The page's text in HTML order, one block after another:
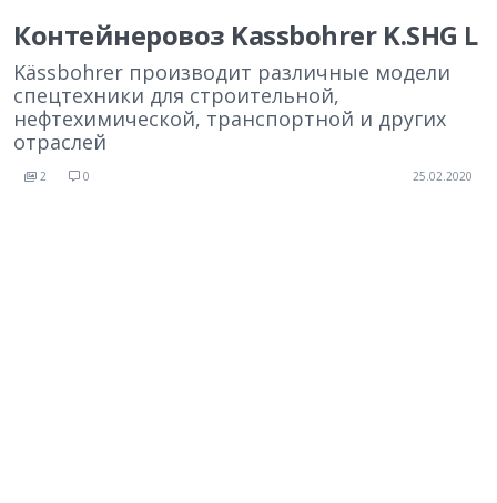
Контейнеровоз Kassbohrer K.SHG L
Kässbohrer производит различные модели
спецтехники для строительной,
нефтехимической, транспортной и других
отраслей
2 0 25.02.2020